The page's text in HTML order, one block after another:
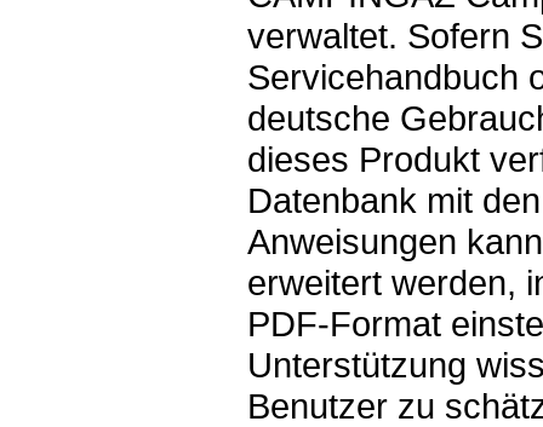
verwaltet. Sofern
Servicehandbuch
deutsche
dieses Produkt
Datenbank mit
Anweisungen
erweitert werden,
PDF-Format
Unterstützung
Benutzer zu